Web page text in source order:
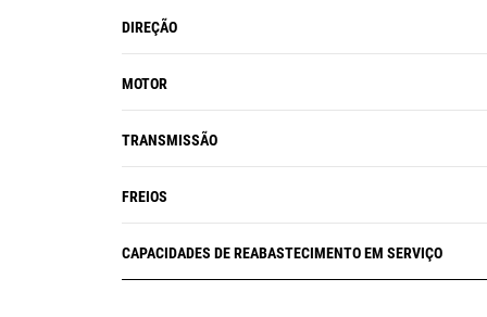
DIREÇÃO
MOTOR
TRANSMISSÃO
FREIOS
CAPACIDADES DE REABASTECIMENTO EM SERVIÇO